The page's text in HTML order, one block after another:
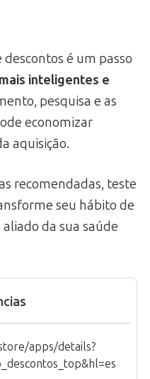
é um passo
inteligentes e
pesquisa e as
economizar
aquisição.
recomendadas, teste
seu hábito de
da sua saúde
apps/details?